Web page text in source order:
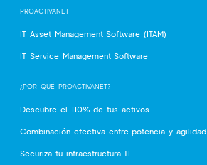
PROACTIVANET
IT Asset Management Software (ITAM)
IT Service Management Software
¿POR QUÉ PROACTIVANET?
Descubre el 110% de tus activos
Combinación efectiva entre potencia y agilidad
Securiza tu infraestructura TI